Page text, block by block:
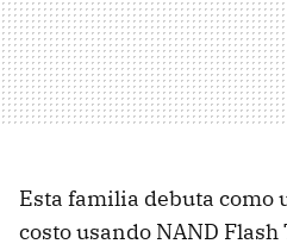
Esta familia debuta como
costo usando NAND Flash